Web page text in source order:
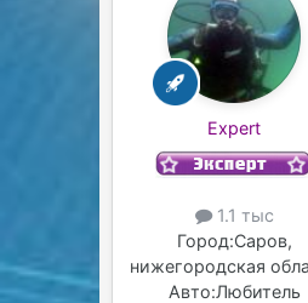
Expert
1.1 тыс
Город:Саров,
нижегородская
Авто:Любитель